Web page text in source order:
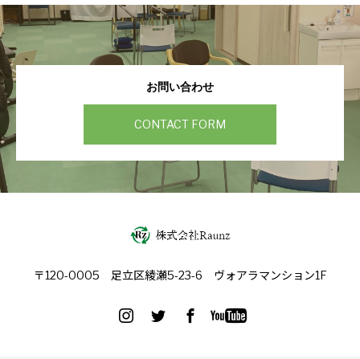
お問い合わせ
CONTACT FORM
〒120-0005 足立区綾瀬5-23-6 ヴォアラマンション1F